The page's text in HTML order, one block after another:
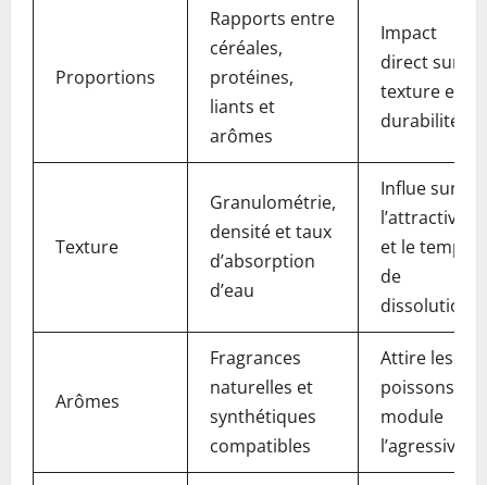
Proportions
Rapports entre
céréales,
protéines,
liants et
arômes
Impact
direct sur
texture et
durabilité
Texture
Granulométrie,
densité et taux
d’absorption
d’eau
Influe sur
l’attractivité
et le temps
de
dissolution
Arômes
Fragrances
naturelles et
synthétiques
compatibles
Attire les
poissons et
module
l’agressivité